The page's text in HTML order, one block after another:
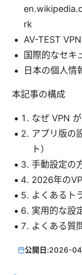
rk
AV-TEST
国際的なセ
日本の個人
本記事の構成
なぜ VPN
アプリ版の
ト）
手動設定の
2026年の
よくあるト
実用的な設
よくある質
公開日:2026-